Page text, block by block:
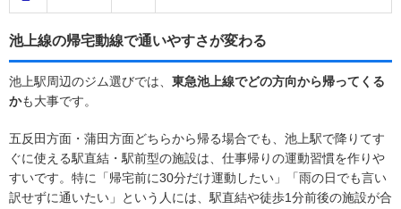
池上線の帰宅動線で通いやすさが変わる
池上駅周辺のジム選びでは、 東急池上線でどの方向から帰ってくる
かも大事です。
五反田方面・蒲田方面どちらから帰る場合でも、池上駅で降りてす
ぐに使える駅直結・駅前型の施設は、仕事帰りの運動習慣を作りや
すいです。特に「帰宅前に30分だけ運動したい」「雨の日でも言い
訳せずに通いたい」という人には、駅直結や徒歩1分前後の施設が合